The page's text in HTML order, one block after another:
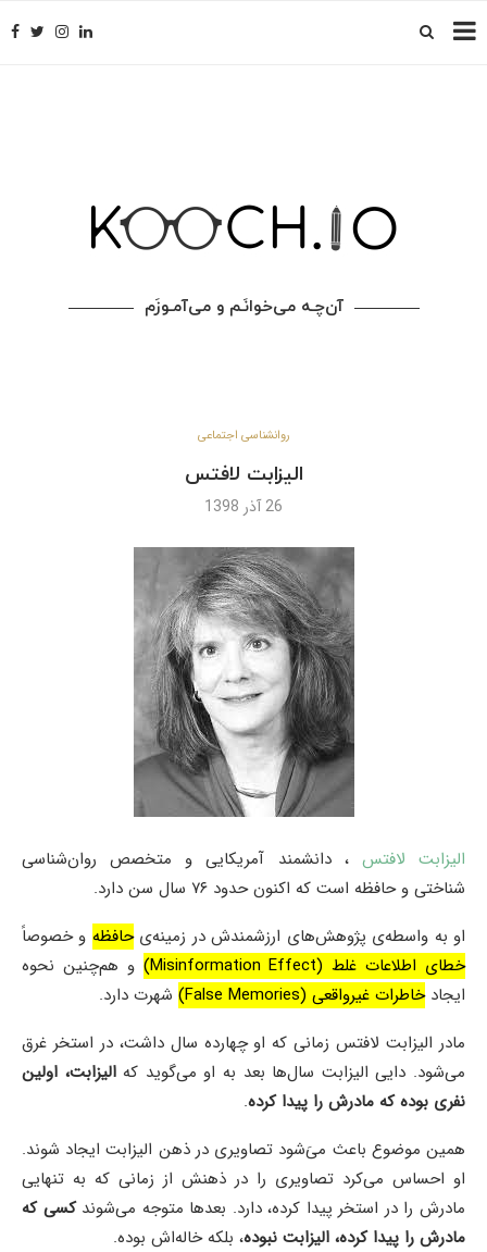
آن‌چـه می‌خوانَـم و می‌آمـوزَم
روانشناسی اجتماعی
الیزابت لافتس
26 آذر 1398
الیزابت لافتس ، دانشمند آمریکایی و متخصص روان‌شناسی
شناختی و حافظه است که اکنون حدود ۷۶ سال سن دارد.
او به واسطه‌ی پژوهش‌های ارزشمندش در زمینه‌یحافظه و خصوصاً
خطای اطلاعات غلط (Misinformation Effect)
و هم‌چنین نحوه
ایجادخاطرات غیرواقعی (False Memories)
شهرت دارد.
مادر الیزابت لافتس زمانی که او چهارده سال داشت،‌ در استخر غرق
می‌شود. دایی الیزابت سال‌ها بعد به او می‌گوید کهالیزابت،‌ اولین
نفری بوده که مادرش را پیدا کرده.
همین موضوع باعث می‌َشود تصاویری در ذهن الیزابت ایجاد شوند.
او احساس می‌کرد تصاویری را در ذهنش از زمانی که به تنهایی
مادرش را در استخر پیدا کرده،‌ دارد. بعدها متوجه می‌شوندکسی که
مادرش را پیدا کرده، الیزابت نبوده،‌ بلکه خاله‌اش بوده.